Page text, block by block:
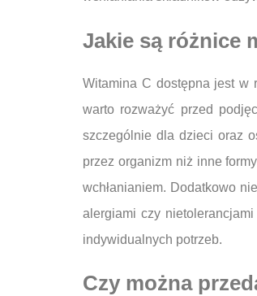
Jakie są różnice
Witamina C dostępna jest w
warto rozważyć przed
szczególnie dla dzieci oraz
przez organizm niż inne
wchłanianiem. Dodatkowo
alergiami czy
indywidualnych potrzeb.
Czy można